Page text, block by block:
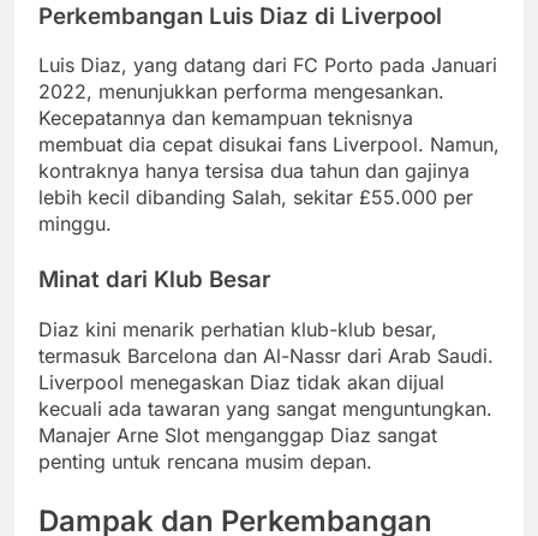
Perkembangan Luis Diaz di Liverpool
Luis Diaz, yang datang dari FC Porto pada Januari
2022, menunjukkan performa mengesankan.
Kecepatannya dan kemampuan teknisnya
membuat dia cepat disukai fans Liverpool. Namun,
kontraknya hanya tersisa dua tahun dan gajinya
lebih kecil dibanding Salah, sekitar £55.000 per
minggu.
Minat dari Klub Besar
Diaz kini menarik perhatian klub-klub besar,
termasuk Barcelona dan Al-Nassr dari Arab Saudi.
Liverpool menegaskan Diaz tidak akan dijual
kecuali ada tawaran yang sangat menguntungkan.
Manajer Arne Slot menganggap Diaz sangat
penting untuk rencana musim depan.
Dampak dan Perkembangan